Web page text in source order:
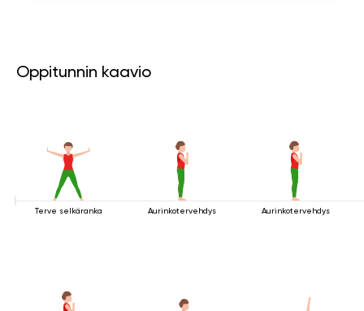
Oppitunnin kaavio
Terve selkäranka Aurinkotervehdys Aurinkotervehdys